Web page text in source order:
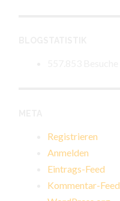
Registrieren
Anmelden
Eintrags-Feed
Kommentar-Feed